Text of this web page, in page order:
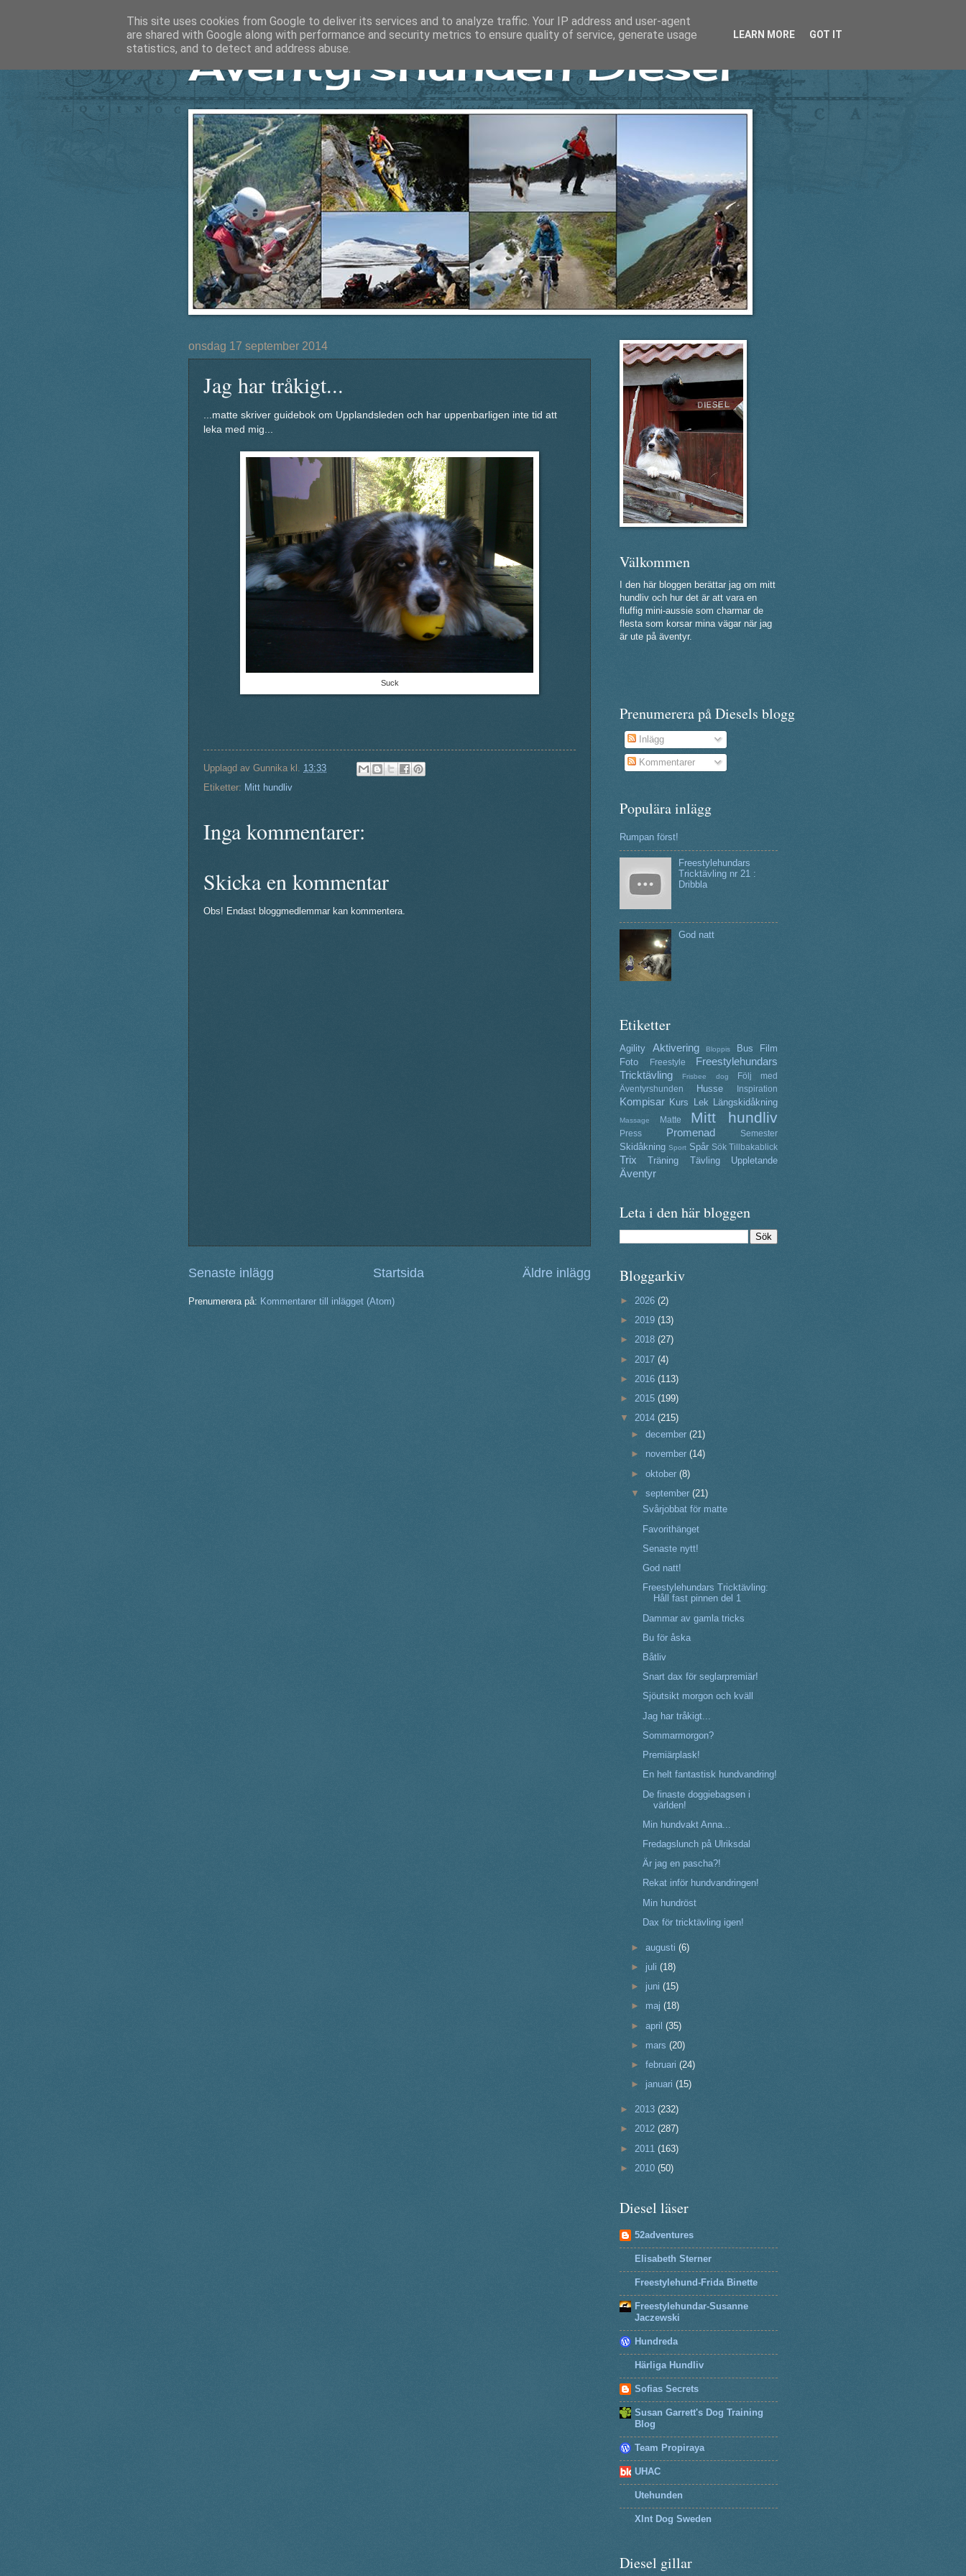
Äventyrshunden Diesel
onsdag 17 september 2014
Jag har tråkigt...
...matte skriver guidebok om Upplandsleden och har uppenbarligen inte tid att
leka med mig...
Suck
Upplagd av Gunnika kl. 13:33
Etiketter: Mitt hundliv
Inga kommentarer:
Skicka en kommentar
Obs! Endast bloggmedlemmar kan kommentera.
Senaste inlägg Äldre inlägg
Startsida
Prenumerera på: Kommentarer till inlägget (Atom)
Välkommen
I den här bloggen berättar jag om mitt
hundliv och hur det är att vara en
fluffig mini-aussie som charmar de
flesta som korsar mina vägar när jag
är ute på äventyr.
Prenumerera på Diesels blogg
Inlägg
Kommentarer
Populära inlägg
Rumpan först!
Freestylehundars
Tricktävling nr 21 :
Dribbla
God natt
Etiketter
Agility Aktivering Bloppis Bus
Film
Foto
Freestyle
Freestylehundars
Tricktävling
Frisbee dog
Följ med
Äventyrshunden
Husse Inspiration
Kompisar Kurs Lek Längskidåkning
Massage Matte Mitt hundliv
Press Promenad Semester
Skidåkning Sport Spår Sök Tillbakablick
Trix Träning Tävling Uppletande
Äventyr
Leta i den här bloggen
Bloggarkiv
► 2026 (2)
► 2019 (13)
► 2018 (27)
► 2017 (4)
► 2016 (113)
► 2015 (199)
▼ 2014 (215)
►december(21)
► november(14)
►oktober(8)
▼september(21)
Svårjobbat för matte
Favorithänget
Senaste nytt!
God natt!
Freestylehundars Tricktävling:
Håll fast pinnen del 1
Dammar av gamla tricks
Bu för åska
Båtliv
Snart dax för seglarpremiär!
Sjöutsikt morgon och kväll
Jag har tråkigt...
Sommarmorgon?
Premiärplask!
En helt fantastisk hundvandring!
De finaste doggiebagsen i
världen!
Min hundvakt Anna...
Fredagslunch på Ulriksdal
Är jag en pascha?!
Rekat inför hundvandringen!
Min hundröst
Dax för tricktävling igen!
►augusti(6)
► juli(18)
► juni(15)
► maj(18)
►april(35)
► mars(20)
►februari(24)
► januari(15)
► 2013 (232)
► 2012 (287)
► 2011 (163)
► 2010 (50)
Diesel läser
52adventures
Elisabeth Sterner
Freestylehund-Frida Binette
Freestylehundar-Susanne
Jaczewski
Hundreda
Härliga Hundliv
Sofias Secrets
Susan Garrett's Dog Training
Blog
Team Propiraya
UHAC
Utehunden
Xlnt Dog Sweden
Diesel gillar
This site uses cookies from Google to deliver its services and to analyze traffic. Your IP address and user-agent
are shared with Google along with performance and security metrics to ensure quality of service, generate usage
statistics, and to detect and address abuse.
LEARN MORE GOT IT